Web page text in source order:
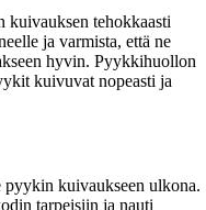
kuivauksen tehokkaasti
ja varmista, että ne
hyvin. Pyykkihuollon
kuivuvat nopeasti ja
kuivaukseen ulkona.
tarpeisiin ja nauti